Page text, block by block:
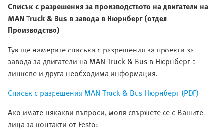
Списък с разрешения за производството на двигатели на
MAN Truck & Bus в завода в Нюрнберг (отдел
Производство)
Тук ще намерите списъка с разрешения за проекти за
завода за двигатели на MAN Truck & Bus в Нюрнберг с
линкове и друга необходима информация.
Списък с разрешения MAN Truck & Bus Нюрнберг (PDF)
Ако имате някакви въпроси, моля свържете се с Вашите
лица за контакти от Festo: